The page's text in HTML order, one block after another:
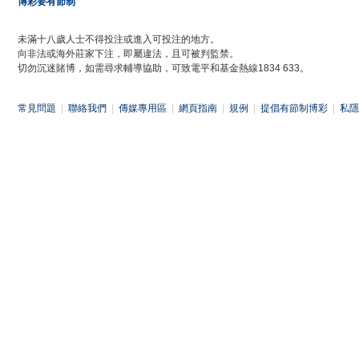
未滿十八歲人士不得投注或進入可投注的地方。
向非法或海外莊家下注，即屬違法，且可被判監禁。
切勿沉迷賭博，如需尋求輔導協助，可致電平和基金熱線1834 633。
常見問題 聯絡我們 傳媒專用區 網頁指南 規例 提倡有節制博彩 私